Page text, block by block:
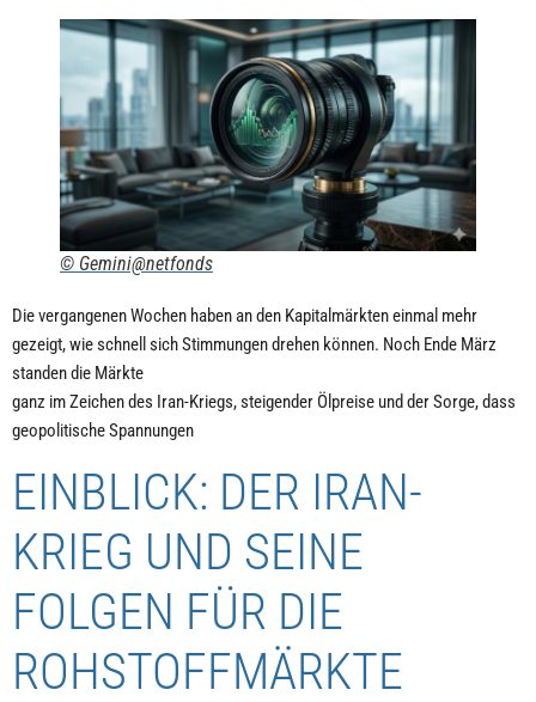
© Gemini@netfonds
Die vergangenen Wochen haben an den Kapitalmärkten einmal mehr
gezeigt, wie schnell sich Stimmungen drehen können. Noch Ende März
standen die Märkte
ganz im Zeichen des Iran-Kriegs, steigender Ölpreise und der Sorge, dass
geopolitische Spannungen
EINBLICK: DER IRAN-
KRIEG UND SEINE
FOLGEN FÜR DIE
ROHSTOFFMÄRKTE